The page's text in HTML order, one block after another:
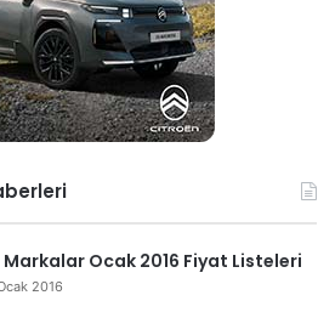
Markalar Ocak 2016 Fiyat Listeleri
2016